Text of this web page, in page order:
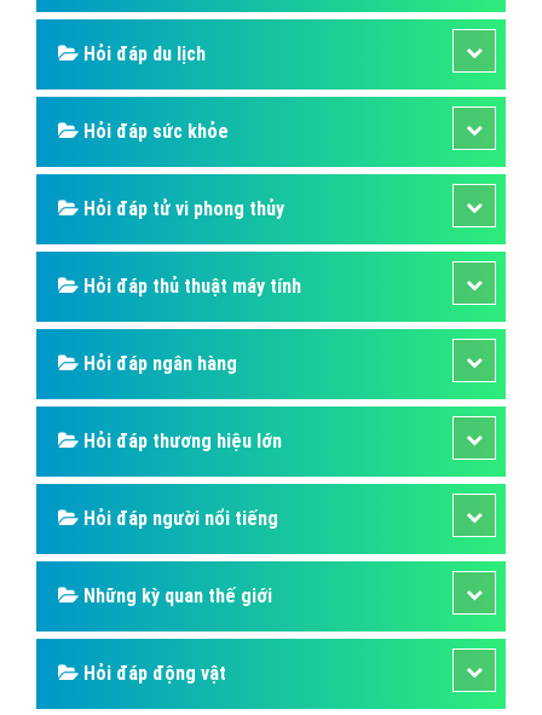
Hỏi đáp du lịch
Hỏi đáp sức khỏe
Hỏi đáp tử vi phong thủy
Hỏi đáp thủ thuật máy tính
Hỏi đáp ngân hàng
Hỏi đáp thương hiệu lớn
Hỏi đáp người nổi tiếng
Những kỳ quan thế giới
Hỏi đáp động vật